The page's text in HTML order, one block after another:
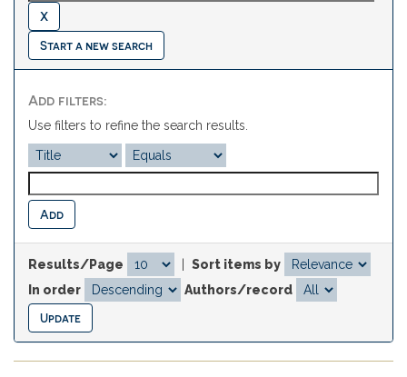
Start a new search
Add filters:
Use filters to refine the search results.
Results/Page
Sort items by
In order
Authors/record